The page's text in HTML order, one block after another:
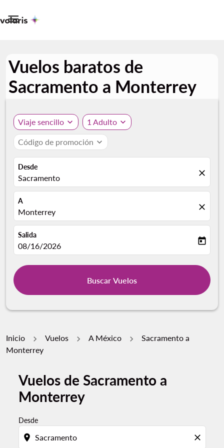

Vuelos baratos de
Sacramento a Monterrey
Viaje sencillo expand_more 1 Adulto expand_more
Código de promoción expand_more
Desde
Sacramento close
A
Monterrey close
Salida
fc-booking-departure-date-aria-label
08/16/2026 today
Buscar Vuelos
Inicio Vuelos A México
Sacramento a
Monterrey
Vuelos de Sacramento a
Monterrey
Desde
location_on close
Por favor, intente actualizar su ruta (origen y / o